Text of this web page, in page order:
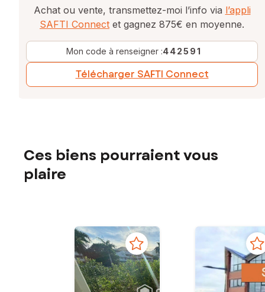
Achat ou vente, transmettez-moi l’info via l’appli
SAFTI Connect et gagnez 875€ en moyenne.
Mon code à renseigner :442591
Télécharger SAFTI Connect
Ces biens pourraient vous
plaire